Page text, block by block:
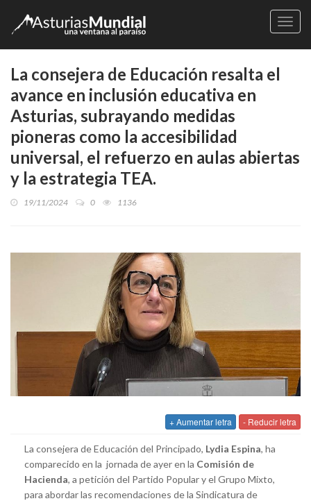
La consejera de Educación resalta el
avance en inclusión educativa en
Asturias, subrayando medidas
pioneras como la accesibilidad
universal, el refuerzo en aulas abiertas
y la estrategia TEA.
19/11/2024 0 1136
+ Aumentar letra - Reducir letra
La consejera de Educación del Principado, Lydia Espina, ha
comparecido en la jornada de ayer en la Comisión de
Hacienda, a petición del Partido Popular y el Grupo Mixto,
para abordar las recomendaciones de la Sindicatura de